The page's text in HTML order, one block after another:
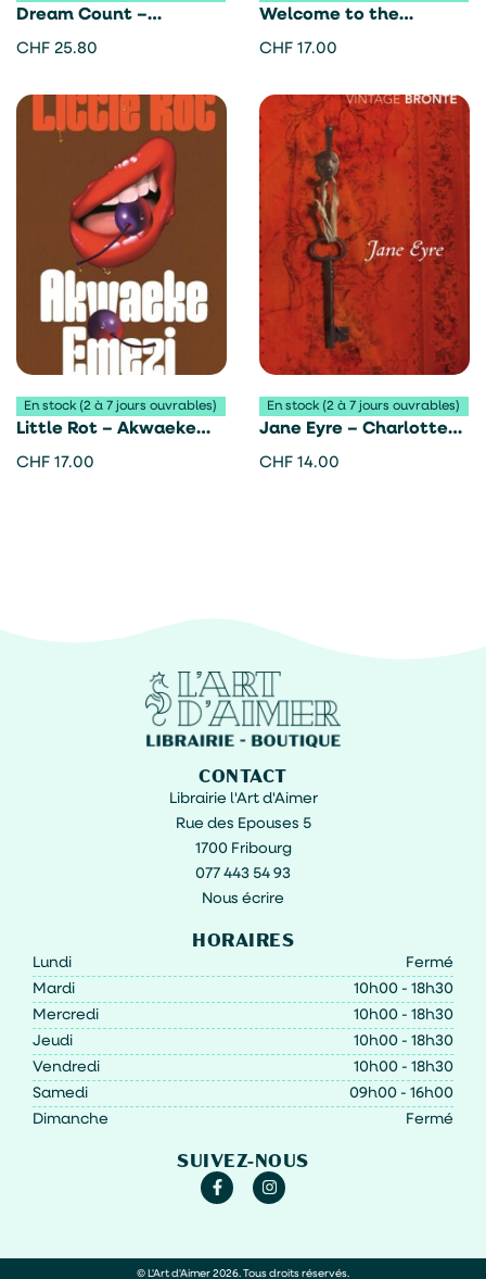
Dream Count –
Chimamanda Ngozi
CHF 25.80
Welcome to the
Hyunam-dong Bookshop
CHF 17.00
En stock (2 à 7 jours ouvrables)
Little Rot – Akwaeke
Emezi
CHF 17.00
En stock (2 à 7 jours ouvrables)
Jane Eyre – Charlotte
Brontë
CHF 14.00
CONTACT
Librairie l'Art d'Aimer
Rue des Epouses 5
1700 Fribourg
077 443 54 93
Nous écrire
HORAIRES
Lundi
Fermé
Mardi
10h00 - 18h30
Mercredi
10h00 - 18h30
Jeudi
10h00 - 18h30
Vendredi
10h00 - 18h30
Samedi
09h00 - 16h00
Dimanche
Fermé
SUIVEZ-NOUS
© L'Art d'Aimer 2026. Tous droits réservés.